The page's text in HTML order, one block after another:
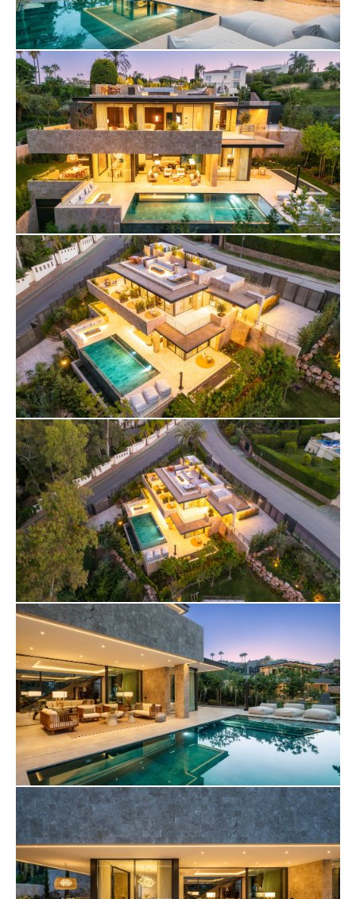
garante privacidade e eficiência, e o paisagismo é
meticulosamente planeado para melhorar os
luxuosos espaços exteriores. Esta casa incorpora
uma mistura perfeita de luxo e tranquilidade, onde
o design e a funcionalidade convergem para criar
uma atmosfera convidativa.
A Villa Azul oferece flexibilidade para configurar o
piso superior de acordo com as preferências
individuais. A moradia está totalmente mobilada,
com todo o mobiliário incluído no preço.